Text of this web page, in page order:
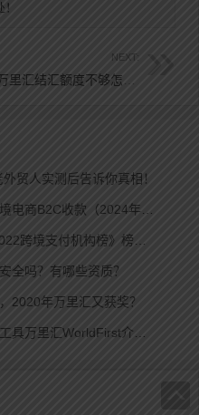
NEXT:
万里汇结汇额度不够怎么办？需要绑定店铺吗？
贸人实测后告诉你真相！
B2C收款（2024年最新）
境支付机构榜》榜首？
全吗？有哪些资质？
2020年万里汇又获奖？
万里汇WorldFirst介绍！